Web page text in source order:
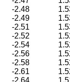
-2.48
-2.49
-2.51
-2.52
-2.54
-2.56
-2.58
-2.61
-2.64